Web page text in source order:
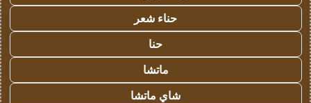
حناء شعر
حنا
ماتشا
شاي ماتشا